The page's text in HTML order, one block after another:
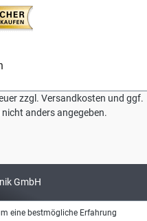
zzgl. Versandkosten und ggf.
anders angegeben.
GmbH
eine bestmögliche Erfahrung